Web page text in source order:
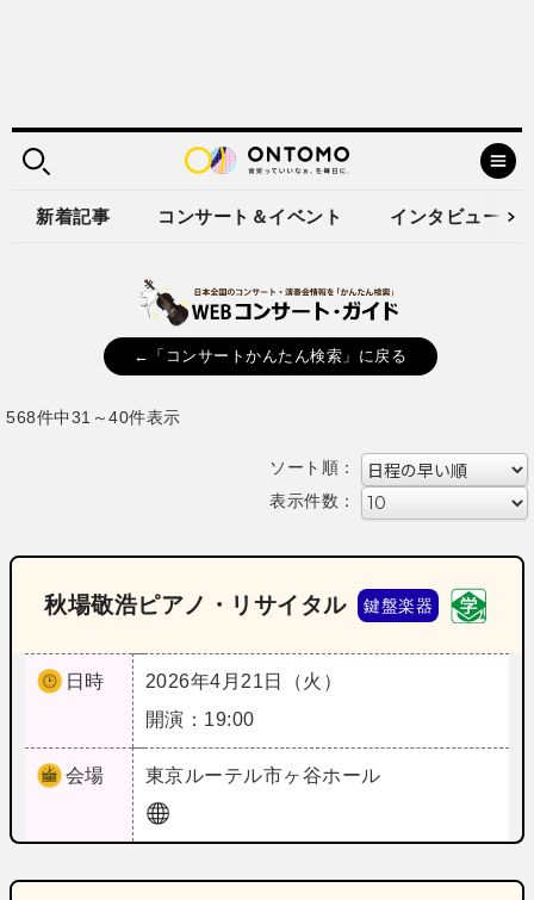
新着記事 コンサート＆イベント インタビュー
←「コンサートかんたん検索」に戻る
568件中31～40件表示
ソート順：
表示件数：
秋場敬浩ピアノ・リサイタル 鍵盤楽器
日時
2026年4月21日（火）
開演：19:00
会場 東京ルーテル市ヶ谷ホール